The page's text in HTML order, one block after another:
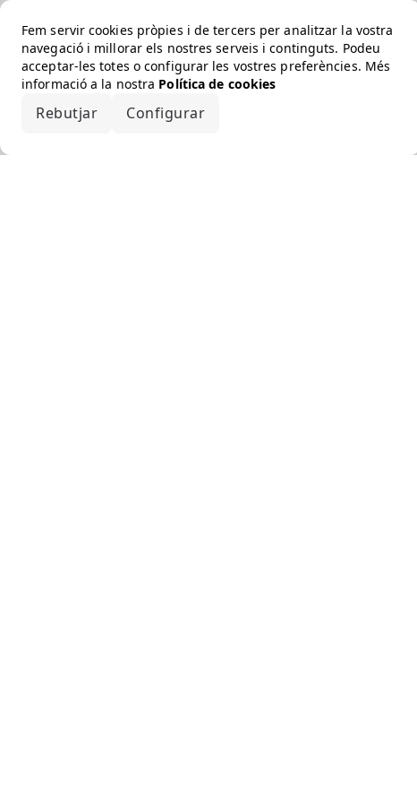
Fem servir cookies pròpies i de tercers per analitzar la vostra
navegació i millorar els nostres serveis i continguts. Podeu
acceptar-les totes o configurar les vostres preferències. Més
informació a la nostra Política de cookies
Rebutjar Configurar